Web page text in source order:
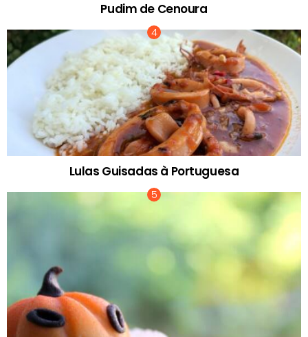
Pudim de Cenoura
Lulas Guisadas à Portuguesa